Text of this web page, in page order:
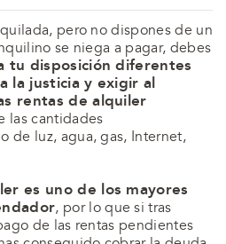
pero no dispones de un
se niega a pagar, debes
tu disposición diferentes
la justicia y exigir al
rentas de alquiler
las cantidades
de luz, agua, gas, Internet,
es uno de los mayores
, por lo que si tras
de las rentas pendientes